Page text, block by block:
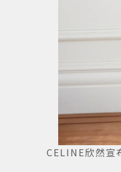
CELINE欣然宣